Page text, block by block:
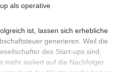
und Maßnahmen, die
Instrumente (darunter auch
müssen.
Immobilienmakler
erfüllt, steht einer erfolgreichen
nichts mehr im
Frage um: Wie akquiriere ich
als operative
ist, lassen sich erhebliche
generieren. Weil die
des Start-ups sind,
mehr isoliert auf die Nachfolger